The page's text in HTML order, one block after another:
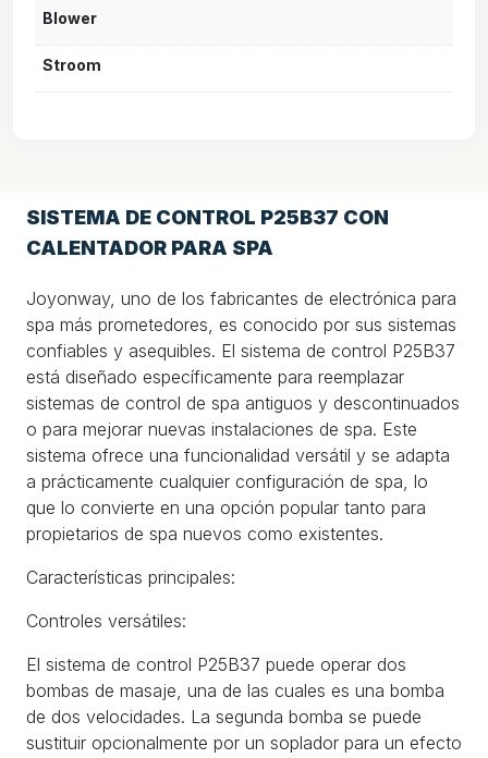
Blower
Stroom
SISTEMA DE CONTROL P25B37 CON
CALENTADOR PARA SPA
Joyonway, uno de los fabricantes de electrónica para
spa más prometedores, es conocido por sus sistemas
confiables y asequibles. El sistema de control P25B37
está diseñado específicamente para reemplazar
sistemas de control de spa antiguos y descontinuados
o para mejorar nuevas instalaciones de spa. Este
sistema ofrece una funcionalidad versátil y se adapta
a prácticamente cualquier configuración de spa, lo
que lo convierte en una opción popular tanto para
propietarios de spa nuevos como existentes.
Características principales:
Controles versátiles:
El sistema de control P25B37 puede operar dos
bombas de masaje, una de las cuales es una bomba
de dos velocidades. La segunda bomba se puede
sustituir opcionalmente por un soplador para un efecto